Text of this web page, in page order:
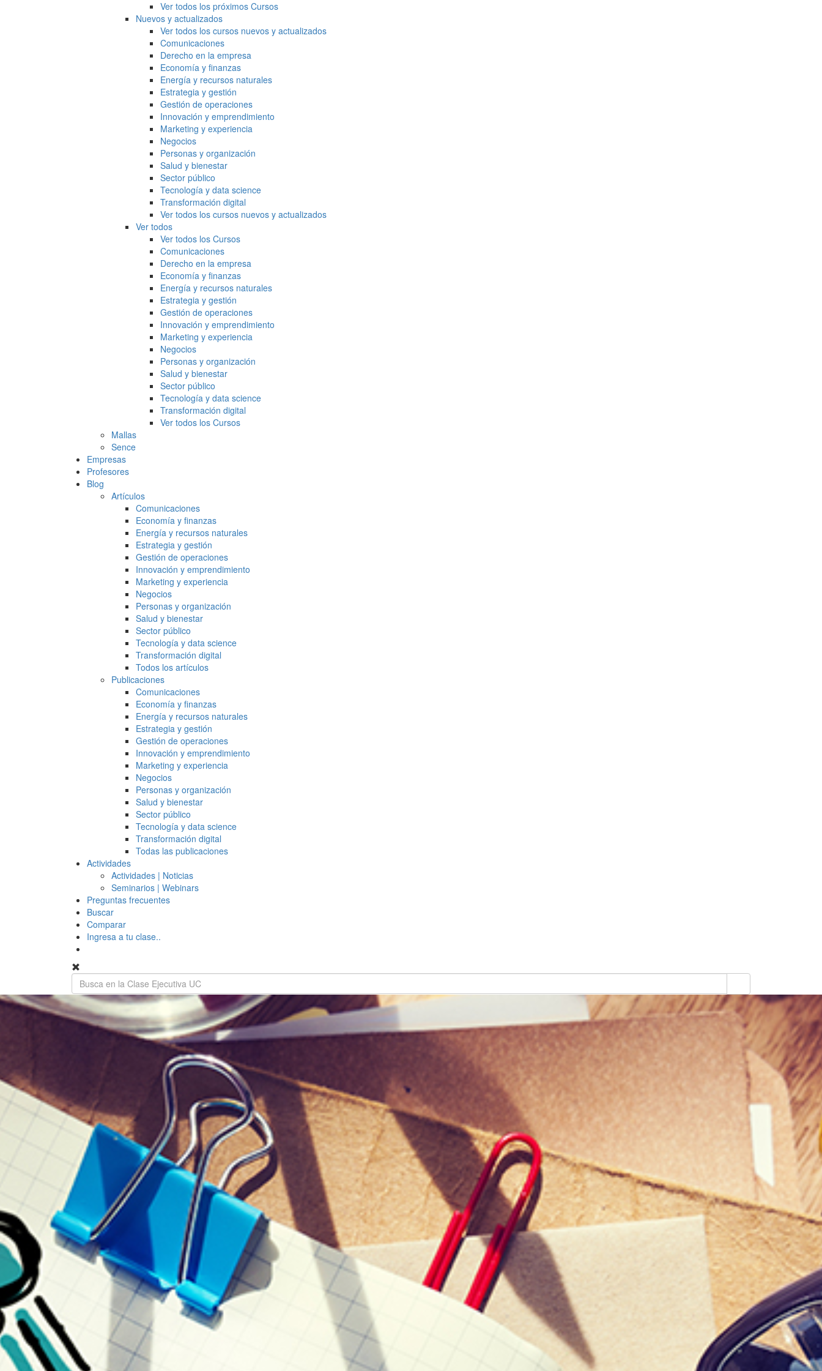
Ver todos los próximos Cursos
Nuevos y actualizados
Ver todos los cursos nuevos y actualizados
Comunicaciones
Derecho en la empresa
Economía y finanzas
Energía y recursos naturales
Estrategia y gestión
Gestión de operaciones
Innovación y emprendimiento
Marketing y experiencia
Negocios
Personas y organización
Salud y bienestar
Sector público
Tecnología y data science
Transformación digital
Ver todos los cursos nuevos y actualizados
Ver todos
Ver todos los Cursos
Comunicaciones
Derecho en la empresa
Economía y finanzas
Energía y recursos naturales
Estrategia y gestión
Gestión de operaciones
Innovación y emprendimiento
Marketing y experiencia
Negocios
Personas y organización
Salud y bienestar
Sector público
Tecnología y data science
Transformación digital
Ver todos los Cursos
Mallas
Sence
Empresas
Profesores
Blog
Artículos
Comunicaciones
Economía y finanzas
Energía y recursos naturales
Estrategia y gestión
Gestión de operaciones
Innovación y emprendimiento
Marketing y experiencia
Negocios
Personas y organización
Salud y bienestar
Sector público
Tecnología y data science
Transformación digital
Todos los artículos
Publicaciones
Comunicaciones
Economía y finanzas
Energía y recursos naturales
Estrategia y gestión
Gestión de operaciones
Innovación y emprendimiento
Marketing y experiencia
Negocios
Personas y organización
Salud y bienestar
Sector público
Tecnología y data science
Transformación digital
Todas las publicaciones
Actividades
Actividades | Noticias
Seminarios | Webinars
Preguntas frecuentes
Buscar
Comparar
Ingresa a tu clase..